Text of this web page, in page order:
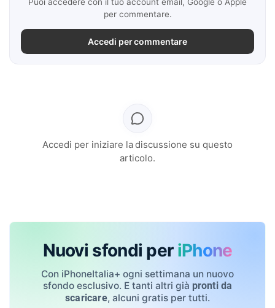
per commentare.
Accedi per commentare
Accedi per iniziare la discussione su questo
articolo.
Nuovi sfondi per iPhone
Con iPhoneItalia+ ogni settimana un nuovo
sfondo esclusivo. E tanti altri già pronti da
scaricare, alcuni gratis per tutti.